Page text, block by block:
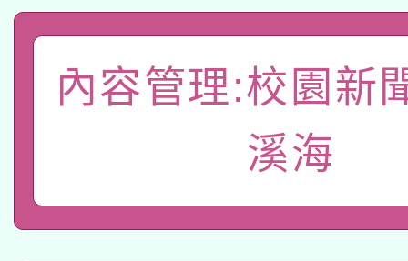
心」，鼓勵退休同仁踴
案。
招甄選結果公告(無人
招)
適應運動共學行動站研
本館辦理115年度閱讀
暨閱讀推動專業研習
科技賦能─人工智慧
A3數位素養講師名單
「數位內容與教學軟體
內容管理:校園新
溪海